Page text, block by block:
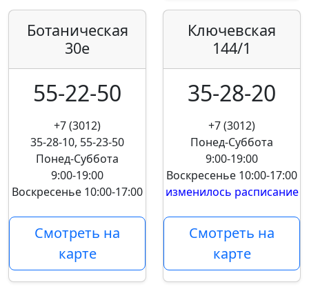
Ботаническая
30е
55-22-50
+7 (3012)
35-28-10, 55-23-50
Понед-Суббота
9:00-19:00
Воскресенье 10:00-17:00
Смотреть на
карте
Ключевская
144/1
35-28-20
+7 (3012)
Понед-Суббота
9:00-19:00
Воскресенье 10:00-17:00
изменилось расписание
Смотреть на
карте